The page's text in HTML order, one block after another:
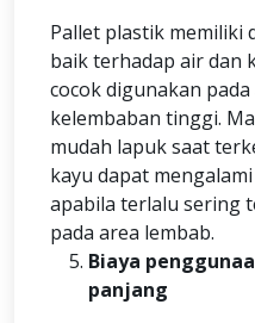
Pallet plastik memiliki
baik terhadap air dan
cocok digunakan
kelembaban tinggi.
mudah lapuk saat
kayu dapat
apabila terlalu sering
pada area lembab.
Biaya
panjang